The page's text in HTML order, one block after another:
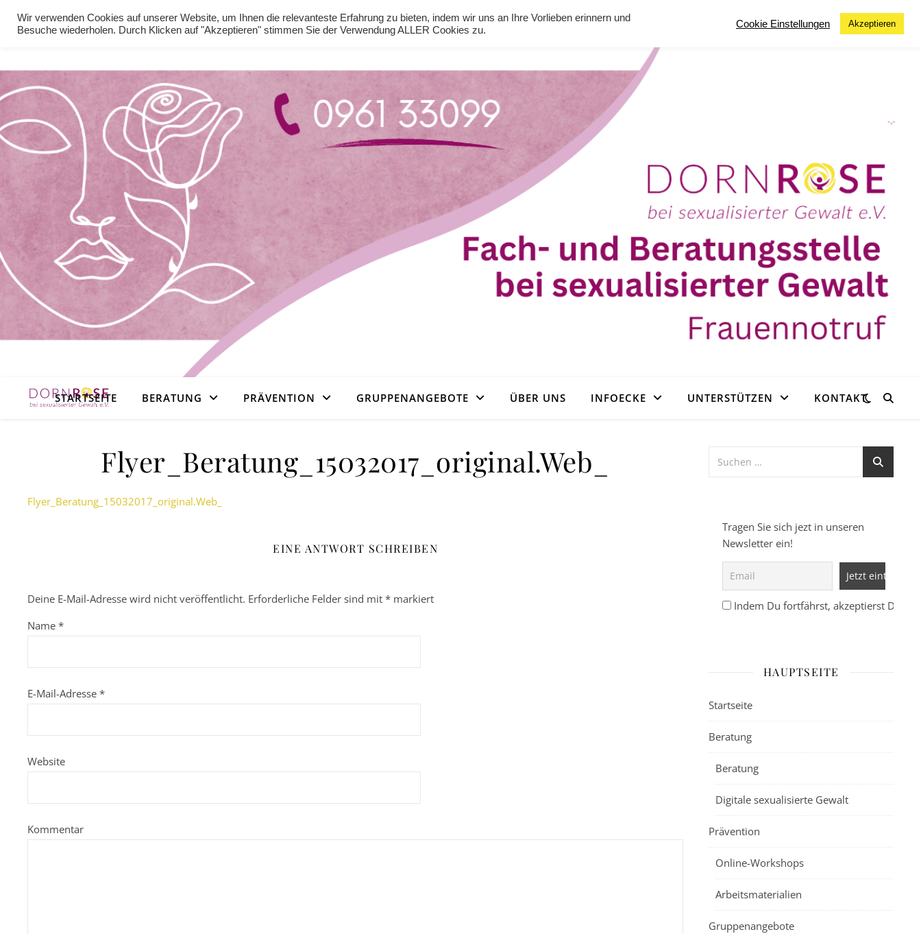
STARTSEITE BERATUNG PRÄVENTION GRUPPENANGEBOTE ÜBER UNS INFOECKE UNTERSTÜTZEN KONTAKT
Flyer_Beratung_15032017_original.Web_
Flyer_Beratung_15032017_original.Web_
EINE ANTWORT SCHREIBEN
Deine E-Mail-Adresse wird nicht veröffentlicht. Erforderliche Felder sind mit * markiert
Name *
E-Mail-Adresse *
Website
Kommentar
Tragen Sie sich jezt in unseren
Newsletter ein!
Indem Du fortfährst, akzeptierst Du
HAUPTSEITE
Startseite
Beratung
Beratung
Digitale sexualisierte Gewalt
Prävention
Online-Workshops
Arbeitsmaterialien
Gruppenangebote
Wir verwenden Cookies auf unserer Website, um Ihnen die relevanteste Erfahrung zu bieten, indem wir uns an Ihre Vorlieben erinnern und
Besuche wiederholen. Durch Klicken auf "Akzeptieren" stimmen Sie der Verwendung ALLER Cookies zu.
Cookie Einstellungen Akzeptieren